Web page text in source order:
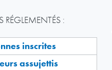
RÉGLEMENTÉS :
inscrites
assujettis